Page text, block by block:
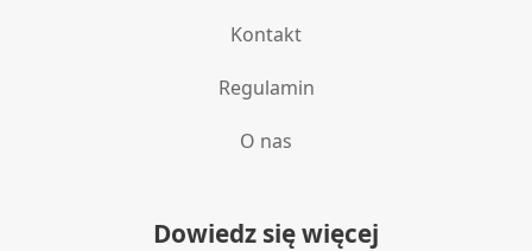
Kontakt
Regulamin
O nas
Dowiedz się więcej
aktywnie żądanych informacji
Wydajność (Performance)